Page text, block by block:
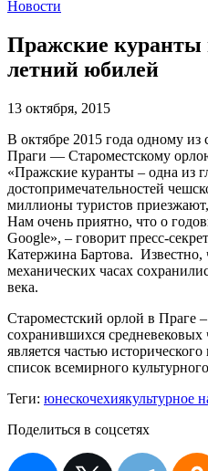
Новости
Пражские куранты
летний юбилей
13 октября, 2015
В октябре 2015 года одному
Праги — Староместскому
«Пражские куранты – одна из
достопримечательностей
миллионы туристов
Нам очень приятно, что о
Google», – говорит пресс-
Катержина Бартова. Известно,
механических часах
века.
Староместский орлой в Праге
сохранившихся
является частью
список всемирного
Теги: юнескочехиякультурное
Поделиться в соцсетях